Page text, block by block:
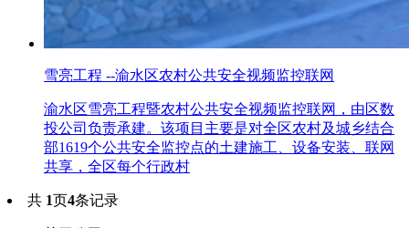
雪亮工程 --渝水区农村公共安全视频监控联网
渝水区雪亮工程暨农村公共安全视频监控联网，由区数
投公司负责承建。该项目主要是对全区农村及城乡结合
部1619个公共安全监控点的土建施工、设备安装、联网
共享，全区每个行政村
共 1页4条记录